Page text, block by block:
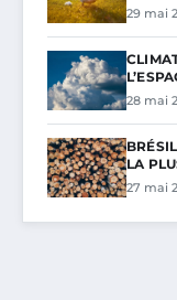
29 mai
28 mai
LA
27 mai